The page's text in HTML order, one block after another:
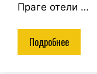
Праге отели …
Подробнее